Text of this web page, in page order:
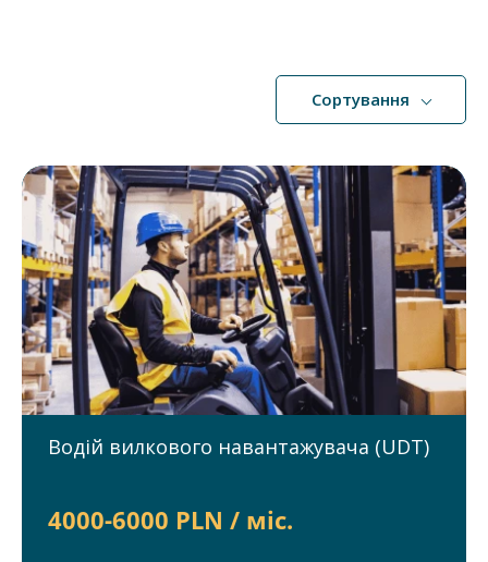
Сортування
Водій вилкового навантажувача (UDT)
4000-6000 PLN / міс.